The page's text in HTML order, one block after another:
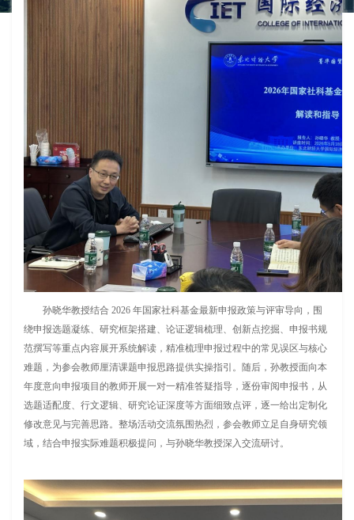
孙晓华教授结合 2026 年国家社科基金最新申报政策与评审导向，围
绕申报选题凝练、研究框架搭建、论证逻辑梳理、创新点挖掘、申报书规
范撰写等重点内容展开系统解读，精准梳理申报过程中的常见误区与核心
难题，为参会教师厘清课题申报思路提供实操指引。随后，孙教授面向本
年度意向申报项目的教师开展一对一精准答疑指导，逐份审阅申报书，从
选题适配度、行文逻辑、研究论证深度等方面细致点评，逐一给出定制化
修改意见与完善思路。整场活动交流氛围热烈，参会教师立足自身研究领
域，结合申报实际难题积极提问，与孙晓华教授深入交流研讨。